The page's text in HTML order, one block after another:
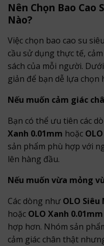
Nên Chọn Bao Cao
Nào?
Việc chọn bao cao su
cầu sử dụng thực tế,
sách của mỗi người.
giản để bạn dễ lựa chọn
Nếu muốn cảm giác
Bạn có thể ưu tiên các
Xanh 0.01mm hoặc
sản phẩm phù hợp với
lên hàng đầu.
Nếu muốn vừa mỏng
Các dòng như OLO
hoặc OLO Xanh
hợp hơn. Nhóm sản
cảm giác chân thật